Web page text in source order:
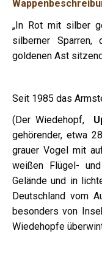
„In Rot mit silber
silberner Sparren,
goldenen Ast
Seit 1985 das
(Der Wiedehopf,
gehörender, etwa
grauer Vogel mit
weißen Flügel-
Gelände und in
Deutschland vom
besonders von
Wiedehopfe